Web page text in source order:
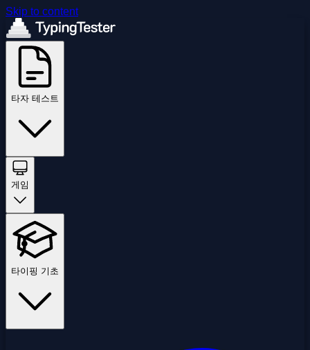
Skip to content
타자 테스트
게임
타이핑 기초